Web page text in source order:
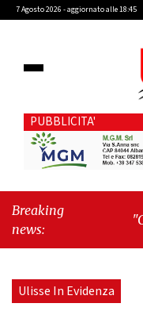
7 Agosto 2026 - aggiornato alle 18:45
PUBBLICITA'
Breaking
news:
"Cava
esiste"
Ulisse In Evidenza